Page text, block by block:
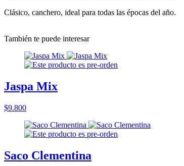
Clásico, canchero, ideal para todas las épocas del año.
También te puede interesar
Jaspa Mix
$9.800
Saco Clementina